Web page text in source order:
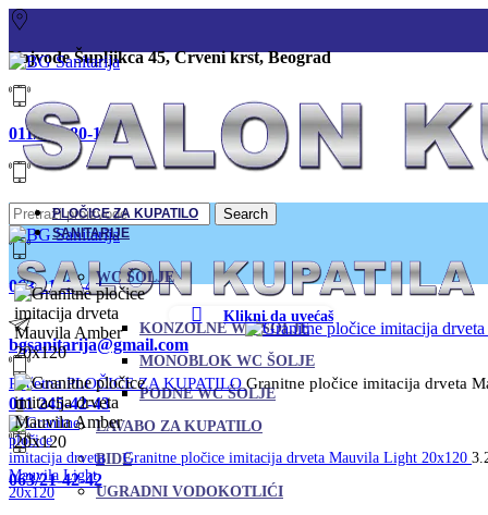
Vojvode Šupljikca 45, Crveni krst, Beograd
011/380-80-12
011/245-42-43
063/21-42-42
bgsanitarija@gmail.com
011 245-42-43
063/21-42-42
Search
PLOČICE ZA KUPATILO
SANITARIJE
WC ŠOLJE
KONZOLNE WC ŠOLJE
MONOBLOK WC ŠOLJE
PODNE WC ŠOLJE
LAVABO ZA KUPATILO
BIDE
UGRADNI VODOKOTLIĆI
Klikni da uvećaš
PočetnaPLOČICE ZA KUPATILO Granitne pločice imitacija drveta
Granitne pločice imitacija drveta Mauvila Light 20x120